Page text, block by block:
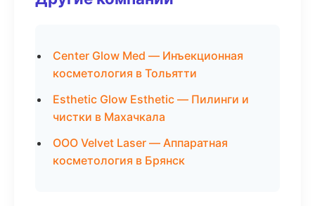
Center Glow Med — Инъекционная
косметология в Тольятти
Esthetic Glow Esthetic — Пилинги и
чистки в Махачкала
ООО Velvet Laser — Аппаратная
косметология в Брянск